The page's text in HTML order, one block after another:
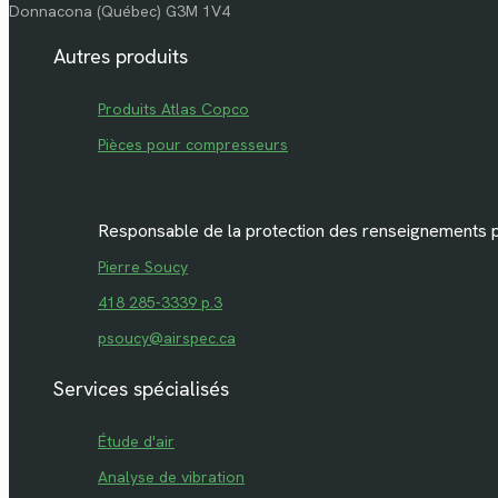
Donnacona (Québec) G3M 1V4
Autres produits
Produits Atlas Copco
Pièces pour compresseurs
Responsable de la protection des renseignements
Pierre Soucy
418 285-3339 p.3
psoucy@airspec.ca
Services spécialisés
Étude d'air
Analyse de vibration